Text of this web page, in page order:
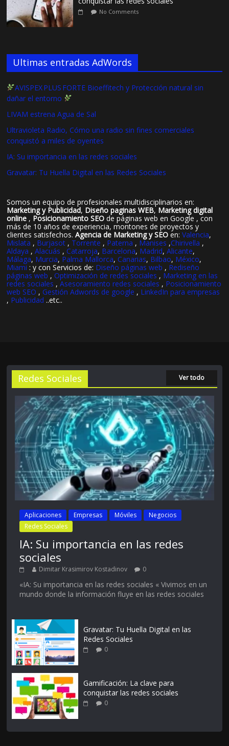
No Comments
Ultimas entradas AdWords
AVISPEX PLUS FORTE Bioeffitech y Protección natural sin
dañar el entorno
LIVAM estrena Agua de Sal
Ultravioleta Radio, Cómo una radio sin fines comerciales
conquistó a miles de oyentes
IA: Su importancia en las redes sociales
Gravatar: Tu Huella Digital en las Redes Sociales
Somos un equipo de profesionales multidisciplinarios en:
Marketing y Publicidad, Diseño paginas WEB, Marketing digital
online , Posicionamiento SEO de páginas web en Google , con
más de 10 años de experiencia, montones de proyectos y
clientes satisfechos.Agencia de Marketing y SEO en:Valencia,
Mislata , Burjasot , Torrente , Paterna , Manises ,Chirivella ,
Aldaya ,Alacuás ,Catarroja, Barcelona, Madrid,Alicante,
Málaga, Murcia, Palma Mallorca,Canarias, Bilbao, México,
Miami : y con Servicios de: Diseño páginas web , Rediseño
páginas web ,Optimización de redes sociales , Marketing en las
redes sociales ,Asesoramiento redes sociales , Posicionamiento
web SEO ,Gestión Adwords de google , LinkedIn para empresas
, Publicidad ..etc..
Redes Sociales Ver todo
Aplicaciones Empresas Móviles
Negocios
Redes Sociales
IA: Su importancia en las redes
sociales
Dimitar Krasimirov Kostadinov 0
«IA: Su importancia en las redes sociales « Vivimos en un
mundo donde la información fluye en las redes sociales
Gravatar: Tu Huella Digital en las
Redes Sociales
0
Gamificación: La clave para
conquistar las redes sociales
0